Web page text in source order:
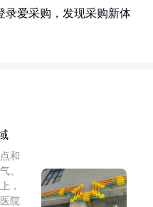
录爱采购，发现采购新体
和
、
，
院